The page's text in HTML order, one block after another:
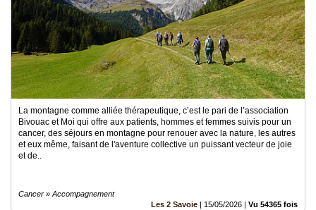
La montagne comme alliée thérapeutique, c’est le pari de l’association
Bivouac et Moi qui offre aux patients, hommes et femmes suivis pour un
cancer, des séjours en montagne pour renouer avec la nature, les autres
et eux même, faisant de l'aventure collective un puissant vecteur de joie
et de..
Cancer » Accompagnement
Les 2 Savoie | 15/05/2026 | Vu 54365 fois